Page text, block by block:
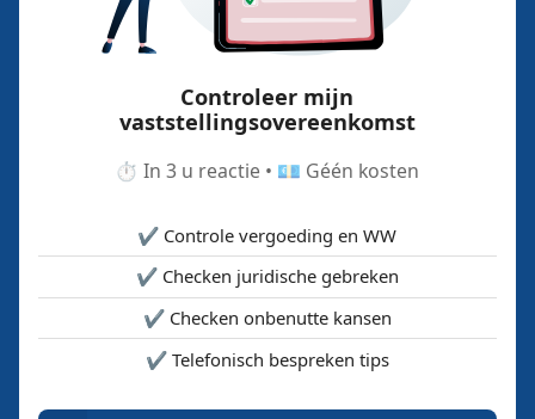
Controleer mijn
vaststellingsovereenkomst
⏱️ In 3 u reactie • 💶 Géén kosten
✔️ Controle vergoeding en WW
✔️ Checken juridische gebreken
✔️ Checken onbenutte kansen
✔️ Telefonisch bespreken tips